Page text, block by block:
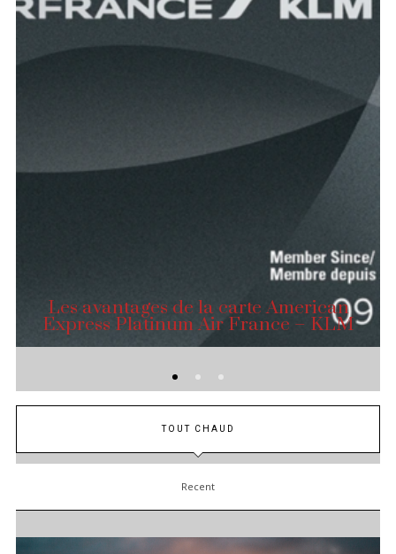
Les avantages de la carte American
Express Platinum Air France – KLM
TOUT CHAUD
Recent